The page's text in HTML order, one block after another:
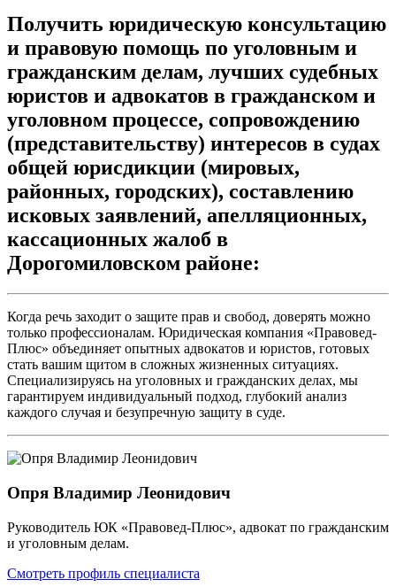
Получить юридическую консультацию
и правовую помощь по уголовным и
гражданским делам, лучших судебных
юристов и адвокатов в гражданском и
уголовном процессе, сопровождению
(представительству) интересов в судах
общей юрисдикции (мировых,
районных, городских), составлению
исковых заявлений, апелляционных,
кассационных жалоб в
Дорогомиловском районе:
Когда речь заходит о защите прав и свобод, доверять можно
только профессионалам. Юридическая компания «Правовед-
Плюс» объединяет опытных адвокатов и юристов, готовых
стать вашим щитом в сложных жизненных ситуациях.
Специализируясь на уголовных и гражданских делах, мы
гарантируем индивидуальный подход, глубокий анализ
каждого случая и безупречную защиту в суде.
Опря Владимир Леонидович
Руководитель ЮК «Правовед-Плюс», адвокат по гражданским
и уголовным делам.
Смотреть профиль специалиста